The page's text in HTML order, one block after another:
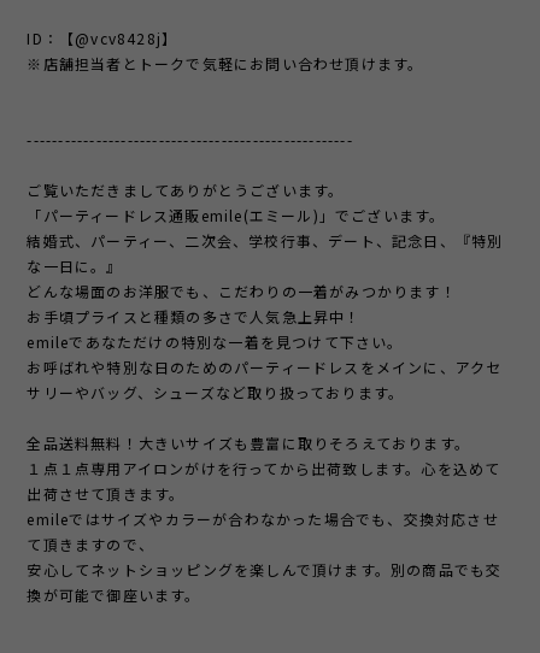
ID：【@vcv8428j】
※店舗担当者とトークで気軽にお問い合わせ頂けます。
----------------------------------------------------
ご覧いただきましてありがとうございます。
「パーティードレス通販emile(エミール)」でございます。
結婚式、パーティー、二次会、学校行事、デート、記念日、『特別
な一日に。』
どんな場面のお洋服でも、こだわりの一着がみつかります！
お手頃プライスと種類の多さで人気急上昇中！
emileであなただけの特別な一着を見つけて下さい。
お呼ばれや特別な日のためのパーティードレスをメインに、アクセ
サリーやバッグ、シューズなど取り扱っております。
全品送料無料！大きいサイズも豊富に取りそろえております。
１点１点専用アイロンがけを行ってから出荷致します。心を込めて
出荷させて頂きます。
emileではサイズやカラーが合わなかった場合でも、交換対応させ
て頂きますので、
安心してネットショッピングを楽しんで頂けます。別の商品でも交
換が可能で御座います。